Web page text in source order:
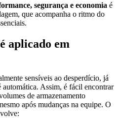
segurança e economia é
que acompanha o ritmo do
aplicado em
sensíveis ao desperdício, já
automática. Assim, é fácil encontrar
de armazenamento
após mudanças na equipe. O